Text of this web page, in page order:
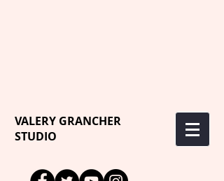
VALERY GRANCHER
STUDIO